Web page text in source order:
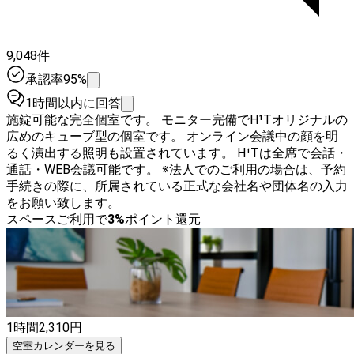
9,048件
承認率95%
1時間以内に回答
施錠可能な完全個室です。 モニター完備でH¹Tオリジナルの
広めのキューブ型の個室です。 オンライン会議中の顔を明
るく演出する照明も設置されています。 H¹Tは全席で会話・
通話・WEB会議可能です。 ※法人でのご利用の場合は、予約
手続きの際に、所属されている正式な会社名や団体名の入力
をお願い致します。
スペースご利用で3%ポイント還元
1時間2,310円
空室カレンダーを見る